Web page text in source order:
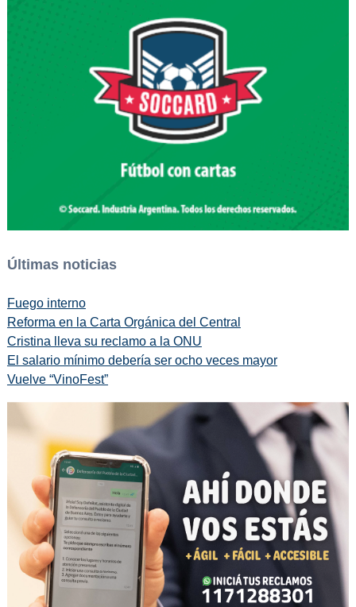
Últimas noticias
Fuego interno
Reforma en la Carta Orgánica del Central
Cristina lleva su reclamo a la ONU
El salario mínimo debería ser ocho veces mayor
Vuelve “VinoFest”